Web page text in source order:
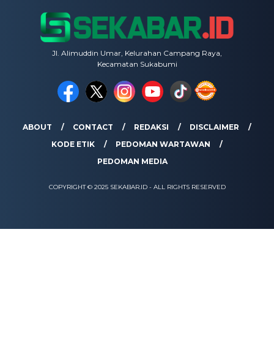
Jl. Alimuddin Umar, Kelurahan Campang Raya,
Kecamatan Sukabumi
ABOUT CONTACT REDAKSI
DISCLAIMER
KODE ETIK
PEDOMAN WARTAWAN
PEDOMAN MEDIA
COPYRIGHT © 2025 SEKABAR.ID - ALL RIGHTS RESERVED